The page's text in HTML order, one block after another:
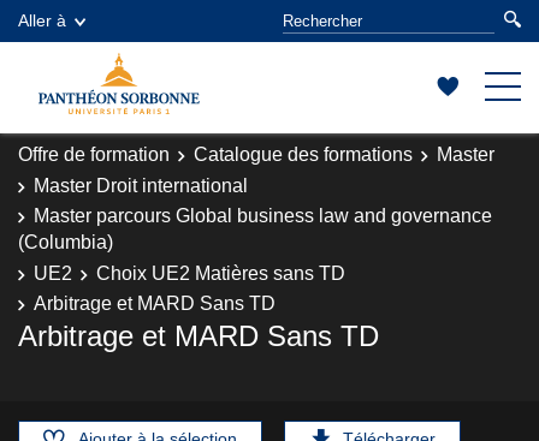
Aller à
Offre de formation Catalogue des formations
Master
Master Droit international
Master parcours Global business law and governance
(Columbia)
UE2
Choix UE2 Matières sans TD
Arbitrage et MARD Sans TD
Arbitrage et MARD Sans TD